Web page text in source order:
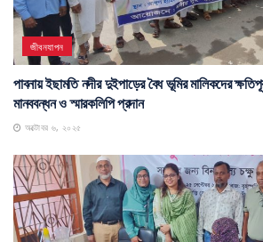
জীবনযাপন
পাবনায় ইছামতি নদীর দুইপাড়ের বৈধ ভূমির মালিকদের
মানববন্ধন ও স্মারকলিপি প্রদান
অক্টোবর ৬, ২০২৫